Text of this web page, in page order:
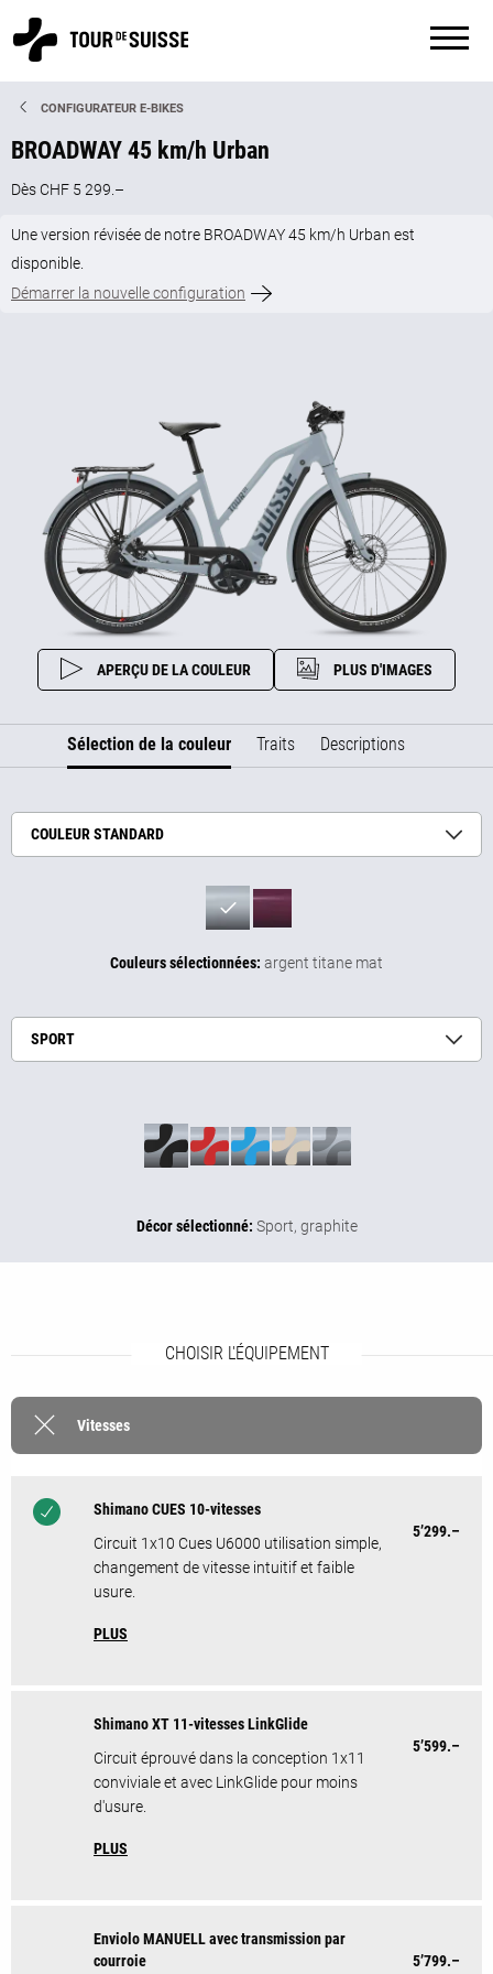
CONFIGURATEUR E-BIKES
BROADWAY 45 km/h Urban
Dès CHF 5 299.–
Une version révisée de notre BROADWAY 45 km/h Urban est
disponible.
Démarrer la nouvelle configuration
APERÇU DE LA COULEUR PLUS D'IMAGES
Sélection de la couleur Traits Descriptions
COULEUR STANDARD
Couleurs sélectionnées: argent titane mat
SPORT
Décor sélectionné: Sport, graphite
CHOISIR L'ÉQUIPEMENT
Vitesses
Shimano CUES 10-vitesses
Circuit 1x10 Cues U6000 utilisation simple,
changement de vitesse intuitif et faible
usure.
PLUS
5’299.–
Shimano XT 11-vitesses LinkGlide
Circuit éprouvé dans la conception 1x11
conviviale et avec LinkGlide pour moins
d'usure.
PLUS
5’599.–
Enviolo MANUELL avec transmission par
courroie
5’799.–